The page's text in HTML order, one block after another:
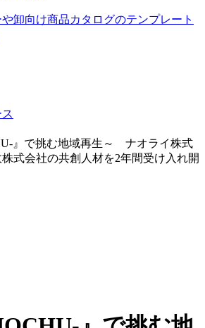
卸向け商品カタログのテンプレート
』で挑む地域再生～ ナオライ株式
式会社の共創人材を2年間受け入れ開